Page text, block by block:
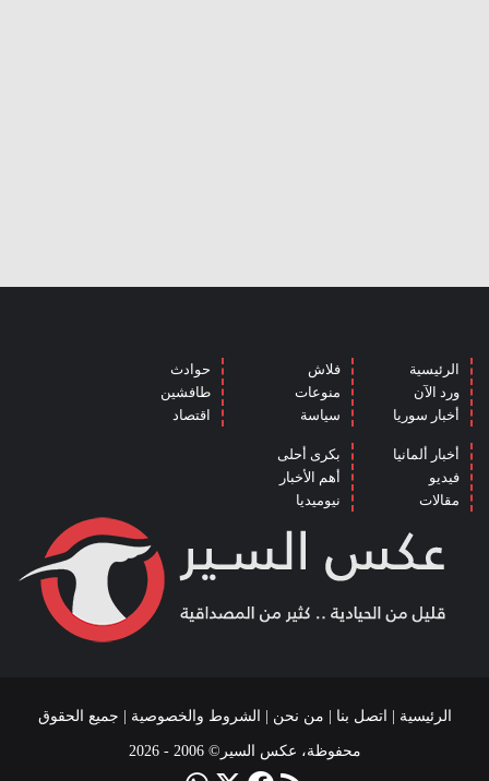
الرئيسية
ورد الآن
أخبار سوريا
فلاش
منوعات
سياسة
حوادث
طافشين
اقتصاد
أخبار ألمانيا
فيديو
مقالات
بكرى أحلى
أهم الأخبار
نيوميديا
الرئيسية اتصل بنا من نحن الشروط والخصوصية | جميع الحقوق
محفوظة، عكس السير© 2006 - 2026